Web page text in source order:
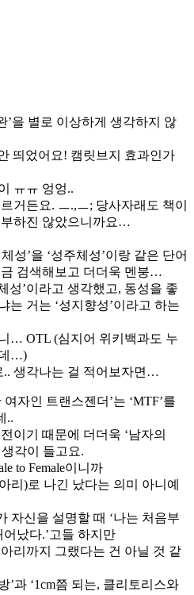
’을 별로 이상하게 생각하지 않
띄었어요! 캠릿브지 효과인가
ㅠㅠ 엉엉..
거든요. ㅡ.,ㅡ; 당사자래도 책이
하진 않았으니까요…
성’을 ‘성주체성’이랑 같은 단어
검색해보고 더더욱 멘붕…
성’이라고 생각했고, 동성을 좋
는 거는 ‘성지향성’이라고 하는
… OTL (심지어 위키백과도 누
…)
.. 생각나는 걸 적어보자면…
자인 트랜스젠더’는 ‘MTF’를
..
이기 때문에 더더욱 ‘남자의
각이 들고요.
to Female이니까
리)로 나긴 났다는 의미 아니예
자신을 설명할 때 ‘나는 처음부
났다.’고들 하지만
리까지 그랬다는 건 아닐 것 같
’과 ‘1cm쯤 되는, 클리토리스와